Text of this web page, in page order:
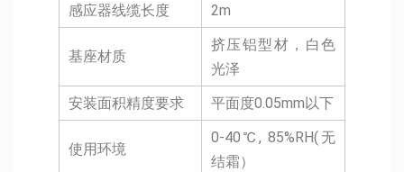
感应器线缆长度
2m
基座材质
挤压铝型材，白色
光泽
安装面积精度要求
平面度0.05mm以下
使用环境
0-40℃, 85%RH(无
结霜）